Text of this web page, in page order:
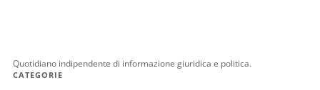
Quotidiano indipendente di informazione giuridica e politica.
CATEGORIE